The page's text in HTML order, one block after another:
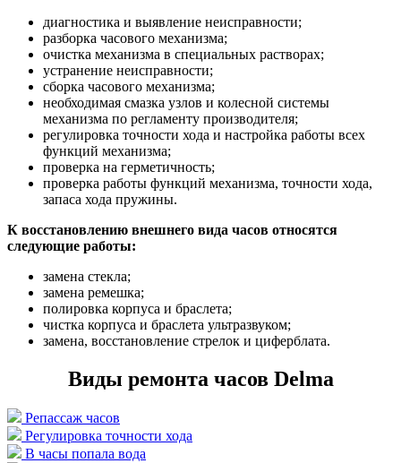
диагностика и выявление неисправности;
разборка часового механизма;
очистка механизма в специальных растворах;
устранение неисправности;
сборка часового механизма;
необходимая смазка узлов и колесной системы
механизма по регламенту производителя;
регулировка точности хода и настройка работы всех
функций механизма;
проверка на герметичность;
проверка работы функций механизма, точности хода,
запаса хода пружины.
К восстановлению внешнего вида часов относятся
следующие работы:
замена стекла;
замена ремешка;
полировка корпуса и браслета;
чистка корпуса и браслета ультразвуком;
замена, восстановление стрелок и циферблата.
Виды ремонта часов Delma
Репассаж часов
Регулировка точности хода
В часы попала вода